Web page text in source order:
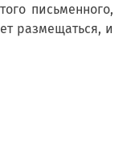
письменного,
размещаться, и